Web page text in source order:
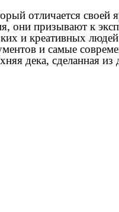
отличается
они призывают к
и креативных
и самые
дека, сделанная